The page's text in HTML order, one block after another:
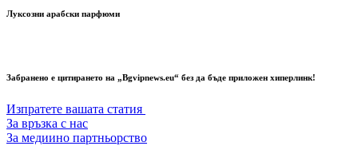
Луксозни арабски парфюми
Забранено е цитирането на „Bgvipnews.eu“ без да бъде приложен хиперлинк!
Изпратете вашата статия
За връзка с нас
За медиино партньорство